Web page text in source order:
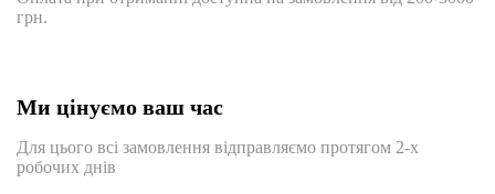
грн.
Ми цінуємо ваш час
Для цього всі замовлення відправляємо протягом 2-х
робочих днів